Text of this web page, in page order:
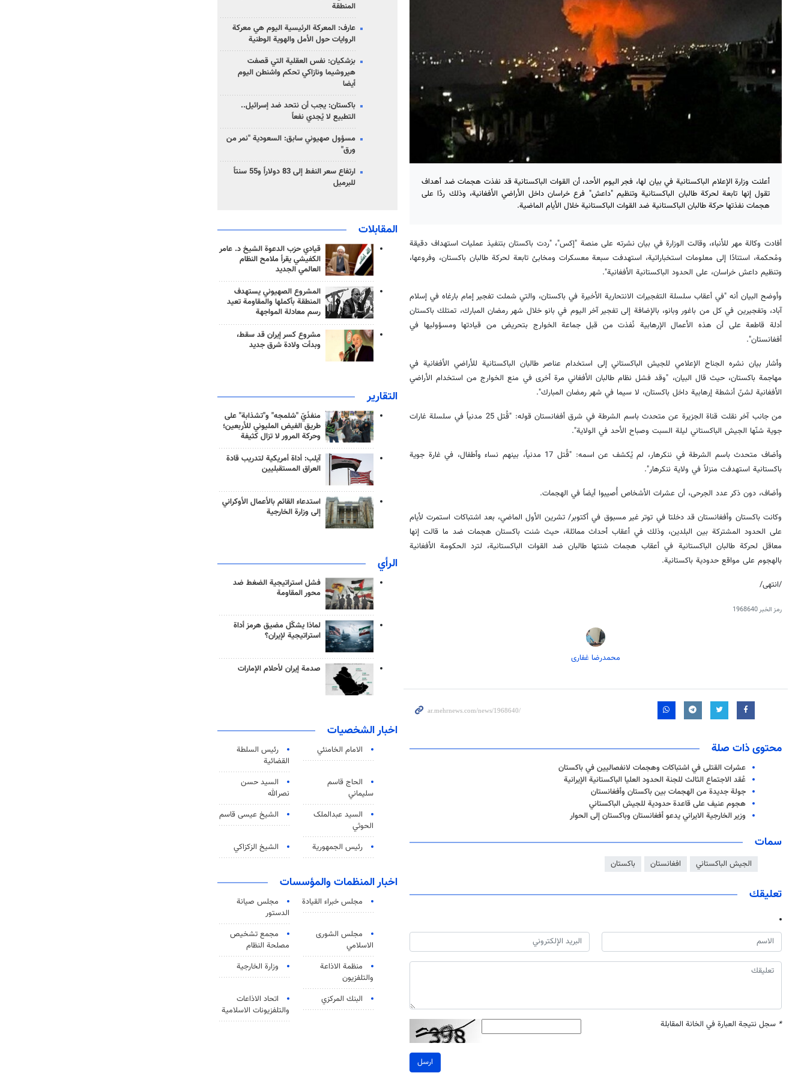
أعلنت وزارة الإعلام الباكستانية في بيان لها، فجر اليوم الأحد، أن القوات الباكستانية قد نفذت هجمات ضد أهداف
تقول إنها تابعة لحركة طالبان الباكستانية وتنظيم "داعش" فرع خراسان داخل الأراضي الأفغانية، وذلك ردًا على
هجمات نفذتها حركة طالبان الباكستانية ضد القوات الباكستانية خلال الأيام الماضية.
أفادت وكالة مهر للأنباء، وقالت الوزارة في بيان نشرته على منصة "إكس"، "ردت باكستان بتنفيذ عمليات استهداف دقيقة
ومُحكمة، استنادًا إلى معلومات استخباراتية، استهدفت سبعة معسكرات ومخابئ تابعة لحركة طالبان باكستان، وفروعها،
وتنظيم داعش خراسان، على الحدود الباكستانية الأفغانية".
وأوضح البيان أنه "في أعقاب سلسلة التفجيرات الانتحارية الأخيرة في باكستان، والتي شملت تفجير إمام بارغاه في إسلام
آباد، وتفجيرين في كل من باغور وبانو، بالإضافة إلى تفجير آخر اليوم في بانو خلال شهر رمضان المبارك، تمتلك باكستان
أدلة قاطعة على أن هذه الأعمال الإرهابية نُفذت من قبل جماعة الخوارج بتحريض من قيادتها ومسؤوليها في
أفغانستان".
وأشار بيان نشره الجناح الإعلامي للجيش الباكستاني إلى استخدام عناصر طالبان الباكستانية للأراضي الأفغانية في
مهاجمة باكستان، حيث قال البيان، "وقد فشل نظام طالبان الأفغاني مرة أخرى في منع الخوارج من استخدام الأراضي
الأفغانية لشنّ أنشطة إرهابية داخل باكستان، لا سيما في شهر رمضان المبارك".
من جانب آخر نقلت قناة الجزيرة عن متحدث باسم الشرطة في شرق أفغانستان قوله: "قُتل 25 مدنياً في سلسلة غارات
جوية شنّها الجيش الباكستاني ليلة السبت وصباح الأحد في الولاية".
وأضاف متحدث باسم الشرطة في ننكرهار، لم يُكشف عن اسمه: "قُتل 17 مدنياً، بينهم نساء وأطفال، في غارة جوية
باكستانية استهدفت منزلاً في ولاية ننكرهار".
وأضاف، دون ذكر عدد الجرحى، أن عشرات الأشخاص أُصيبوا أيضاً في الهجمات.
وكانت باكستان وأفغانستان قد دخلتا في توتر غير مسبوق في أكتوبر/ تشرين الأول الماضي، بعد اشتباكات استمرت لأيام
على الحدود المشتركة بين البلدين، وذلك في أعقاب أحداث مماثلة، حيث شنت باكستان هجمات ضد ما قالت إنها
معاقل لحركة طالبان الباكستانية في أعقاب هجمات شنتها طالبان ضد القوات الباكستانية، لترد الحكومة الأفغانية
بالهجوم على مواقع حدودية باكستانية.
/انتهى/
رمز الخبر1968640
محمدرضا غفاری
محتوى ذات صلة
عشرات القتلى في اشتباكات وهجمات لانفصاليين في باكستان
عُقد الاجتماع الثالث للجنة الحدود العليا الباكستانية الإيرانية
جولة جديدة من الهجمات بين باكستان وأفغانستان
هجوم عنيف على قاعدة حدودية للجيش الباكستاني
وزير الخارجية الايراني يدعو أفغانستان وباكستان إلى الحوار
سمات
الجيش الباكستاني افغانستان باكستان
تعليقك
* سجل نتيجة العبارة في الخانة المقابلة
ارسل
المنطقة
عارف: المعركة الرئيسية اليوم هي معركة
الروايات حول الأمل والهوية الوطنية
بزشكيان: نفس العقلية التي قصفت
هيروشيما ونازاكي تحكم واشنطن اليوم
أيضا
باكستان: يجب أن نتحد ضد إسرائيل..
التطبيع لا يُجدي نفعاً
مسؤول صهيوني سابق: السعودية "نمر من
ورق"
ارتفاع سعر النفط إلى 83 دولاراً و55 سنتاً
للبرميل
المقابلات
قيادي حزب الدعوة الشيخ د. عامر
الكفيشي يقرأ ملامح النظام
العالمي الجديد
المشروع الصهيوني يستهدف
المنطقة بأكملها والمقاومة تعيد
رسم معادلة المواجهة
مشروع كسر إيران قد سقط،
وبدأت ولادة شرق جديد
التقارير
منفذَيّ "شلمجه" و"تشذابة" على
طريق الفيض المليوني للأربعين؛
وحركة المرور لا تزال كثيفة
آيلب: أداة أمريكية لتدريب قادة
العراق المستقبليين
استدعاء القائم بالأعمال الأوكراني
إلى وزارة الخارجية
الرأي
فشل استراتيجية الضغط ضد
محور المقاومة
لماذا يشكّل مضيق هرمز أداة
استراتيجية لإيران؟
صدمة إيران لأحلام الإمارات
اخبار الشخصيات
الامام الخامنئي
رئیس السلطة
القضائیة
الحاج قاسم
سليماني
السيد حسن
نصرالله
السید عبدالملک
الحوثي
الشيخ عيسى قاسم
رئيس الجمهورية الشيخ الزكزاكي
اخبار المنظمات والمؤسسات
مجلس خبراء القيادة
مجلس صيانة
الدستور
مجلس الشورى
الاسلامي
مجمع تشخيص
مصلحة النظام
منظمة الاذاعة
والتلفزیون
وزارة الخارجية
البنك المركزي
اتحاد الاذاعات
والتلفزيونات الاسلامية